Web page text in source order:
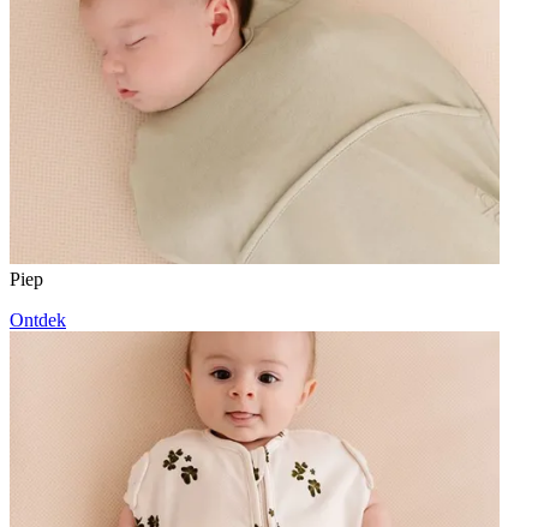
Piep
Ontdek